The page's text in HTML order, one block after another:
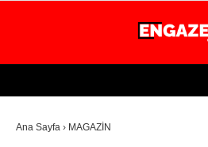
GÜNDEM
Ana Sayfa › MAGAZİN